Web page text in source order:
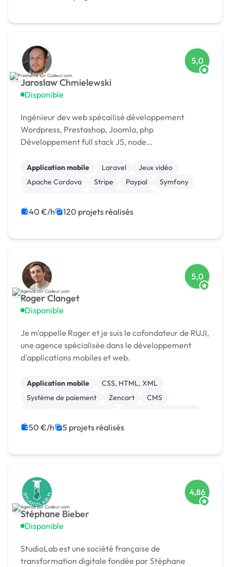
Jaroslaw Chmielewski
Disponible
5,0
Ingénieur dev web spécailisé développement
Wordpress, Prestashop, Joomla, php
Développement full stack JS, node
chat temp réel : [URL MASQUÉE], webrtc
Application mobile Laravel
Jeux vidéo
Apache Cordova
Stripe Paypal
Symfony
40 €/h 120 projets réalisés
Roger Clanget
Disponible
5,0
Je m'appelle Roger et je suis le cofondateur de RUJI,
une agence spécialisée dans le développement
d'applications mobiles et web.
Application mobile
CSS, HTML, XML
Système de paiement
Zencart
CMS
Gestion site web
Landing page
50 €/h 5 projets réalisés
Stéphane Bieber
Disponible
4,86
StudioLab est une société française de
transformation digitale fondée par Stéphane